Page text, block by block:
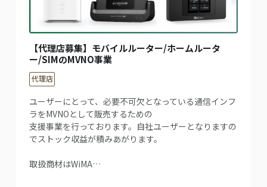
【代理店募集】モバイルルーター/ホームルータ
ー/SIMのMVNO事業
代理店
ユーザーにとって、必要不可欠となっている通信インフ
ラをMVNOとして販売するための
支援事業を行っております。自社ユーザーとなりますの
でストック収益が積みあがります。
取扱商材はWiMA…